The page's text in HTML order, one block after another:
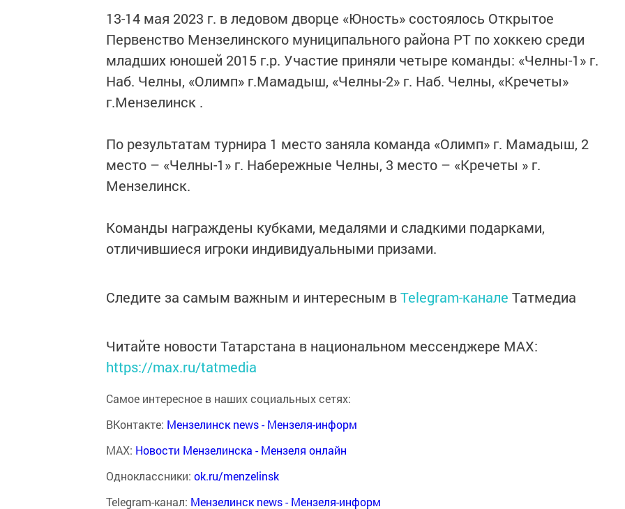
13-14 мая 2023 г. в ледовом дворце «Юность» состоялось Открытое
Первенство Мензелинского муниципального района РТ по хоккею среди
младших юношей 2015 г.р. Участие приняли четыре команды: «Челны-1» г.
Наб. Челны, «Олимп» г.Мамадыш, «Челны-2» г. Наб. Челны, «Кречеты»
г.Мензелинск .
По результатам турнира 1 место заняла команда «Олимп» г. Мамадыш, 2
место – «Челны-1» г. Набережные Челны, 3 место – «Кречеты » г.
Мензелинск.
Команды награждены кубками, медалями и сладкими подарками,
отличившиеся игроки индивидуальными призами.
Следите за самым важным и интересным вTelegram-канале Татмедиа
Читайте новости Татарстана в национальном мессенджере MАХ:
https://max.ru/tatmedia
Самое интересное в наших социальных сетях:
ВКонтакте: Мензелинск news - Мензеля-информ
MAX: Новости Мензелинска - Мензеля онлайн
Одноклассники: ok.ru/menzelinsk
Telegram-канал: Мензелинск news - Мензеля-информ